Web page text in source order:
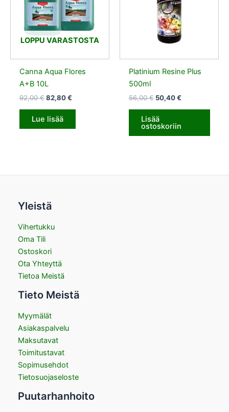
LOPPU VARASTOSTA
Canna Aqua Flores
A+B 10L
92,00€ 82,80€
Lue lisää
Platinium Resine Plus
500ml
56,00€ 50,40€
Lisää
ostoskoriin
Yleistä
Vihertukku
Oma Tili
Ostoskori
Ota Yhteyttä
Tietoa Meistä
Tieto Meistä
Myymälät
Asiakaspalvelu
Maksutavat
Toimitustavat
Sopimusehdot
Tietosuojaseloste
Puutarhanhoito